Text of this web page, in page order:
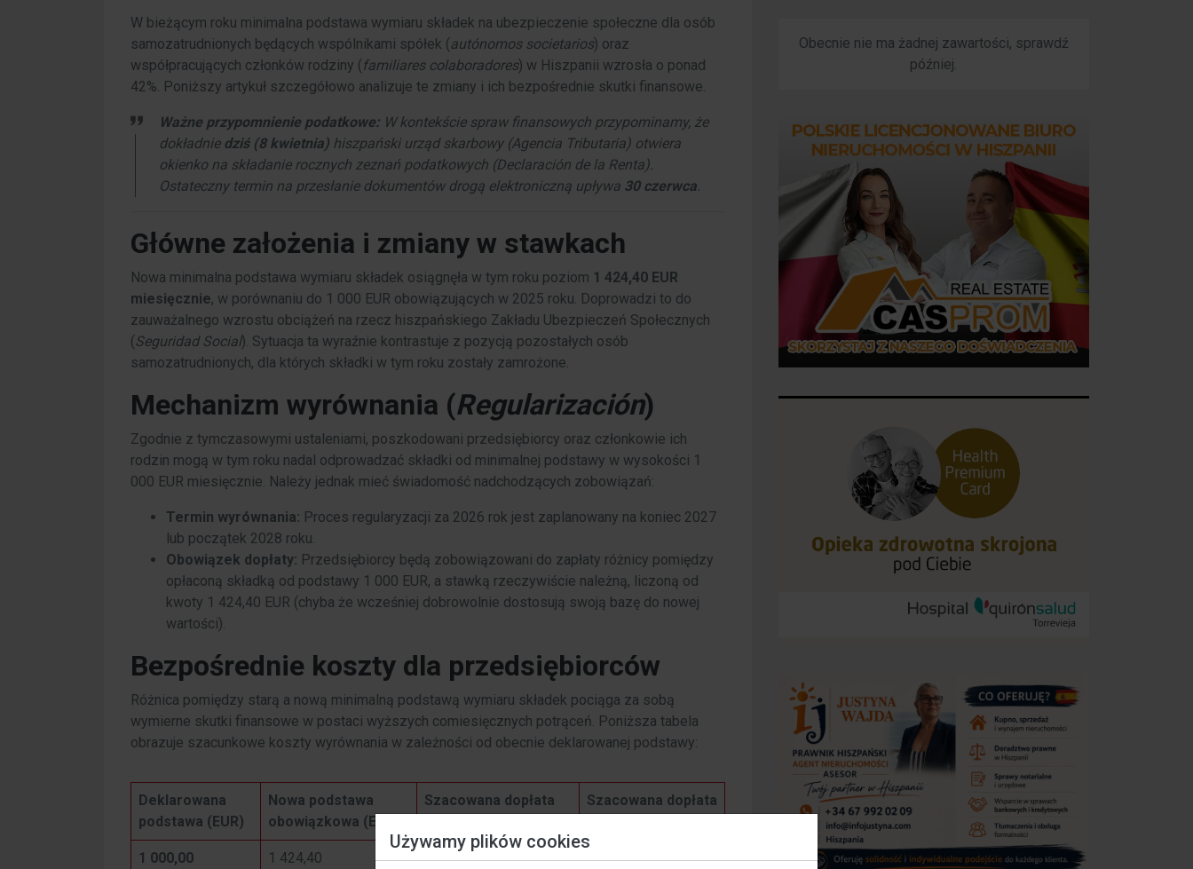
W bieżącym roku minimalna podstawa wymiaru składek na ubezpieczenie społeczne dla osób
samozatrudnionych będących wspólnikami spółek (autónomos societarios) oraz
współpracujących członków rodziny (familiares colaboradores) w Hiszpanii wzrosła o ponad
42%. Poniższy artykuł szczegółowo analizuje te zmiany i ich bezpośrednie skutki finansowe.
Ważne przypomnienie podatkowe: W kontekście spraw finansowych przypominamy, że
dokładnie dziś (8 kwietnia) hiszpański urząd skarbowy (Agencia Tributaria) otwiera
okienko na składanie rocznych zeznań podatkowych (Declaración de la Renta).
Ostateczny termin na przesłanie dokumentów drogą elektroniczną upływa 30 czerwca.
Główne założenia i zmiany w stawkach
Nowa minimalna podstawa wymiaru składek osiągnęła w tym roku poziom 1 424,40 EUR
miesięcznie, w porównaniu do 1 000 EUR obowiązujących w 2025 roku. Doprowadzi to do
zauważalnego wzrostu obciążeń na rzecz hiszpańskiego Zakładu Ubezpieczeń Społecznych
(Seguridad Social). Sytuacja ta wyraźnie kontrastuje z pozycją pozostałych osób
samozatrudnionych, dla których składki w tym roku zostały zamrożone.
Mechanizm wyrównania (Regularización)
Zgodnie z tymczasowymi ustaleniami, poszkodowani przedsiębiorcy oraz członkowie ich
rodzin mogą w tym roku nadal odprowadzać składki od minimalnej podstawy w wysokości 1
000 EUR miesięcznie. Należy jednak mieć świadomość nadchodzących zobowiązań:
Termin wyrównania: Proces regularyzacji za 2026 rok jest zaplanowany na koniec 2027
lub początek 2028 roku.
Obowiązek dopłaty: Przedsiębiorcy będą zobowiązowani do zapłaty różnicy pomiędzy
opłaconą składką od podstawy 1 000 EUR, a stawką rzeczywiście należną, liczoną od
kwoty 1 424,40 EUR (chyba że wcześniej dobrowolnie dostosują swoją bazę do nowej
wartości).
Bezpośrednie koszty dla przedsiębiorców
Różnica pomiędzy starą a nową minimalną podstawą wymiaru składek pociąga za sobą
wymierne skutki finansowe w postaci wyższych comiesięcznych potrąceń. Poniższa tabela
obrazuje szacunkowe koszty wyrównania w zależności od obecnie deklarowanej podstawy:
Deklarowana
podstawa (EUR)
Nowa podstawa
obowiązkowa (EUR)
Szacowana dopłata
Szacowana dopłata
1 000,00 1 424,40 ~ 135,00 ~ 1 620,00
Obecnie nie ma żadnej zawartości, sprawdź
później.
Używamy plików cookies